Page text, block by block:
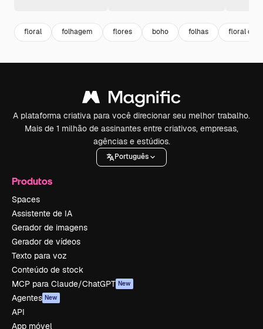
floral folhagem flores boho folhas floral
A plataforma criativa para você direcionar seu melhor trabalho.
Mais de 1 milhão de assinantes entre criativos, empresas,
agências e estúdios.
Português
Produtos
Spaces
Assistente de IA
Gerador de imagens
Gerador de vídeos
Texto para voz
Conteúdo de stock
MCP para Claude/ChatGPT New
Agentes New
API
App móvel